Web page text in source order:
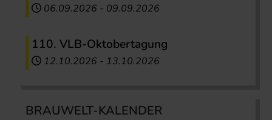
06.09.2026 - 09.09.2026
110. VLB-Oktobertagung
12.10.2026 - 13.10.2026
BRAUWELT-KALENDER